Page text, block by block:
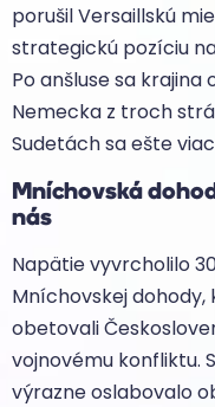
porušil Versaillskú
strategickú pozíciu
Po anšluse sa
Nemecka z troch
Sudetách sa ešte
Mníchovská
nás
Napätie vyvrcholilo
Mníchovskej
obetovali
vojnovému konfliktu.
výrazne oslabovalo